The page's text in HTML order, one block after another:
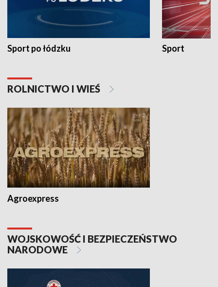
Sport po łódzku Sport
ROLNICTWO I WIEŚ
Agroexpress
WOJSKOWOŚĆ I BEZPIECZEŃSTWO
NARODOWE